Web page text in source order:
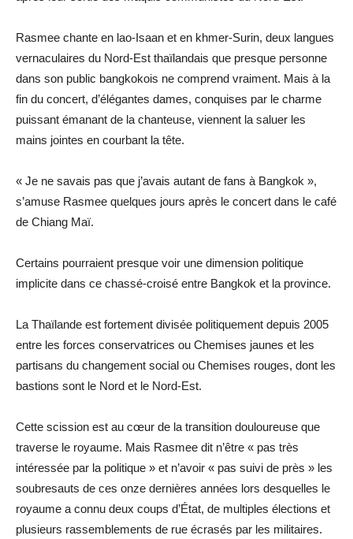
Rasmee chante en lao-Isaan et en khmer-Surin, deux langues
vernaculaires du Nord-Est thaïlandais que presque personne
dans son public bangkokois ne comprend vraiment. Mais à la
fin du concert, d’élégantes dames, conquises par le charme
puissant émanant de la chanteuse, viennent la saluer les
mains jointes en courbant la tête.
« Je ne savais pas que j’avais autant de fans à Bangkok »,
s’amuse Rasmee quelques jours après le concert dans le café
de Chiang Maï.
Certains pourraient presque voir une dimension politique
implicite dans ce chassé-croisé entre Bangkok et la province.
La Thaïlande est fortement divisée politiquement depuis 2005
entre les forces conservatrices ou Chemises jaunes et les
partisans du changement social ou Chemises rouges, dont les
bastions sont le Nord et le Nord-Est.
Cette scission est au cœur de la transition douloureuse que
traverse le royaume. Mais Rasmee dit n’être « pas très
intéressée par la politique » et n’avoir « pas suivi de près » les
soubresauts de ces onze dernières années lors desquelles le
royaume a connu deux coups d’État, de multiples élections et
plusieurs rassemblements de rue écrasés par les militaires.